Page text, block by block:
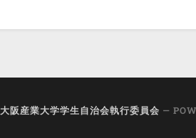
大阪産業大学学生自治会執行委員会 —